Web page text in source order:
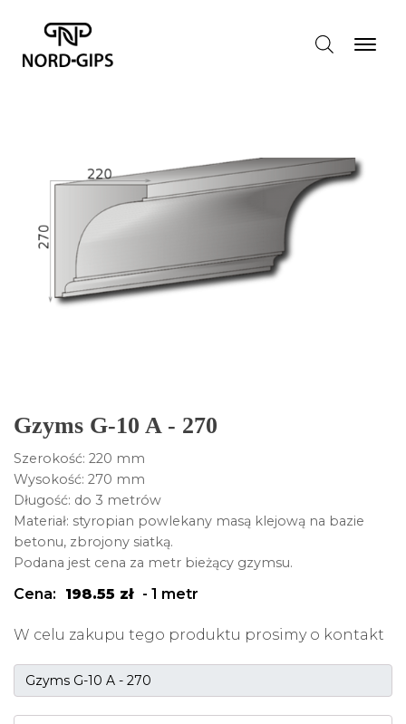
Gzyms G-10 A - 270
Szerokość: 220 mm
Wysokość: 270 mm
Długość: do 3 metrów
Materiał: styropian powlekany masą klejową na bazie
betonu, zbrojony siatką.
Podana jest cena za metr bieżący gzymsu.
Cena: 198.55 zł - 1 metr
W celu zakupu tego produktu prosimy o kontakt